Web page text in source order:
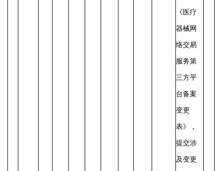
《医疗
器械网
络交易
服务第
三方平
台备案
变更
表》，
提交涉
及变更